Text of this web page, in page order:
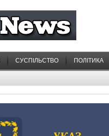
СУСПІЛЬСТВО ПОЛІТИКА